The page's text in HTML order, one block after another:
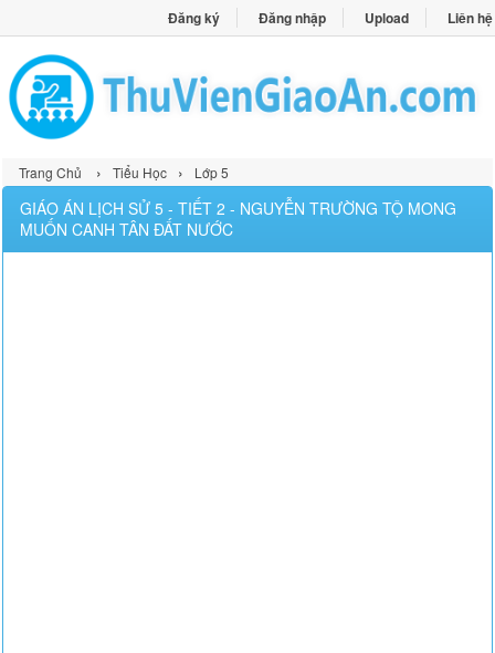
Đăng ký Đăng nhập Upload Liên hệ
Trang Chủ › Tiểu Học › Lớp 5
GIÁO ÁN LỊCH SỬ 5 - TIẾT 2 - NGUYỄN TRƯỜNG TỘ MONG
MUỐN CANH TÂN ĐẤT NƯỚC